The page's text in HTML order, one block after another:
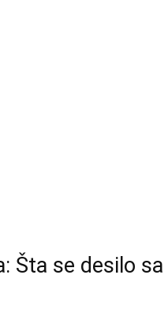
Šta se desilo